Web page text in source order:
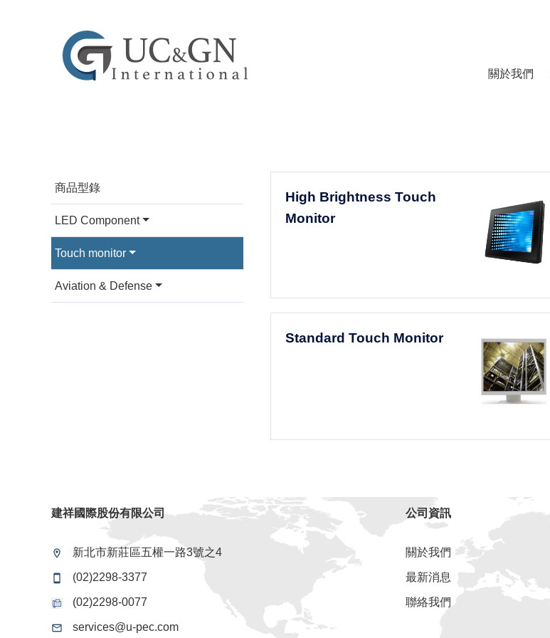
關於我們
商品型錄
LED Component
Touch monitor
Aviation & Defense
High Brightness Touch
Monitor
Standard Touch Monitor
建祥國際股份有限公司
新北市新莊區五權一路3號之4
(02)2298-3377
(02)2298-0077
services@u-pec.com
公司資訊
關於我們
最新消息
聯絡我們